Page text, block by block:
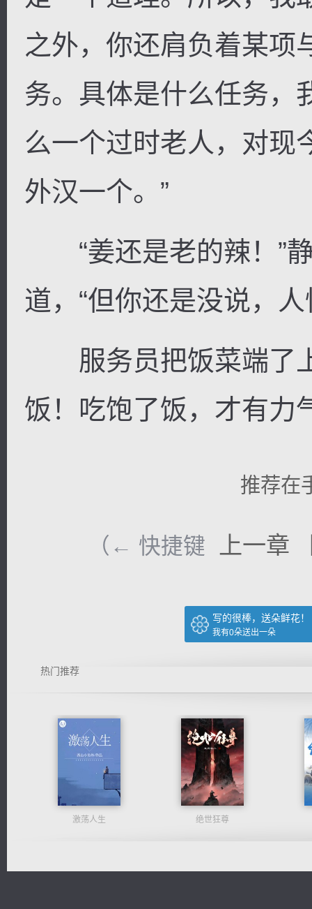
之外，你还肩负着某项
务。具体是什么任务，
么一个过时老人，对现
外汉一个。”
“姜还是老的辣！”静
道，“但你还是没说，
服务员把饭菜端了上
饭！吃饱了饭，才有力
推荐在
（← 快捷键 上一章
写的很棒，送朵鲜花！
我有0朵送出一朵
热门推荐
激荡人生 绝世狂尊